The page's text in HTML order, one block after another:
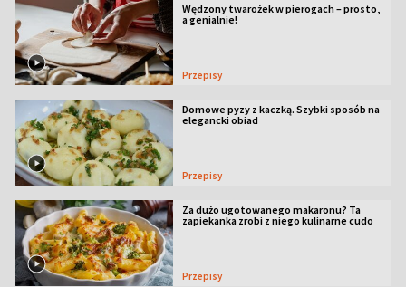
Wędzony twarożek w pierogach – prosto,
a genialnie!
Przepisy
Domowe pyzy z kaczką. Szybki sposób na
elegancki obiad
Przepisy
Za dużo ugotowanego makaronu? Ta
zapiekanka zrobi z niego kulinarne cudo
Przepisy